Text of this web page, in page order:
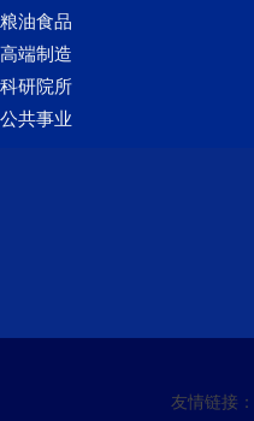
粮油食品
高端制造
科研院所
公共事业
友情链接：